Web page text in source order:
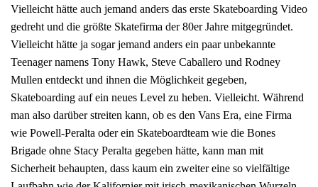
Vielleicht hätte auch jemand anders das erste Skateboarding Video
gedreht und die größte Skatefirma der 80er Jahre mitgegründet.
Vielleicht hätte ja sogar jemand anders ein paar unbekannte
Teenager namens Tony Hawk, Steve Caballero und Rodney
Mullen entdeckt und ihnen die Möglichkeit gegeben,
Skateboarding auf ein neues Level zu heben. Vielleicht. Während
man also darüber streiten kann, ob es den Vans Era, eine Firma
wie Powell-Peralta oder ein Skateboardteam wie die Bones
Brigade ohne Stacy Peralta gegeben hätte, kann man mit
Sicherheit behaupten, dass kaum ein zweiter eine so vielfältige